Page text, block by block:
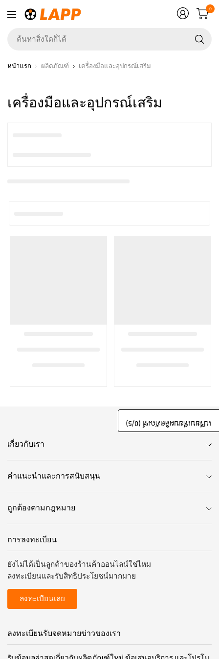
0
หน้าแรก ผลิตภัณฑ์ เครื่องมือและอุปกรณ์เสริม
เครื่องมือและอุปกรณ์เสริม
เกี่ยวกับเรา
คำแนะนำและการสนับสนุน
ถูกต้องตามกฎหมาย
การลงทะเบียน
ยังไม่ได้เป็นลูกค้าของร้านค้าออนไลน์ใช่ไหม
ลงทะเบียนและรับสิทธิประโยชน์มากมาย
ลงทะเบียนเลย
ลงทะเบียนรับจดหมายข่าวของเรา
เปรียบเทียบผลิตภัณฑ์ (
0
/5)